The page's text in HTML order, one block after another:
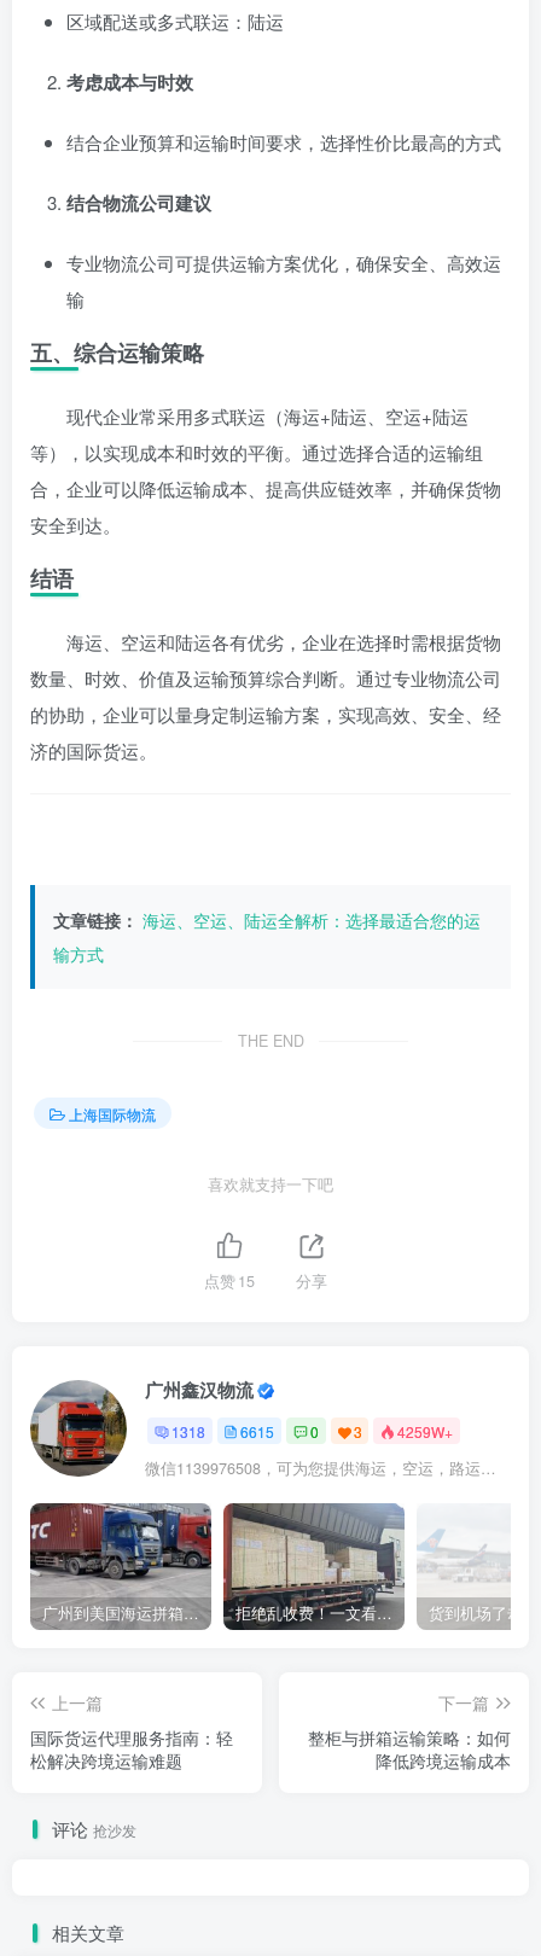
区域配送或多式联运：陆运
考虑成本与时效
结合企业预算和运输时间要求，选择性价比最高的方式
结合物流公司建议
专业物流公司可提供运输方案优化，确保安全、高效运
输
五、综合运输策略
现代企业常采用多式联运（海运+陆运、空运+陆运
等），以实现成本和时效的平衡。通过选择合适的运输组
合，企业可以降低运输成本、提高供应链效率，并确保货物
安全到达。
结语
海运、空运和陆运各有优劣，企业在选择时需根据货物
数量、时效、价值及运输预算综合判断。通过专业物流公司
的协助，企业可以量身定制运输方案，实现高效、安全、经
济的国际货运。
文章链接： 海运、空运、陆运全解析：选择最适合您的运
输方式
THE END
上海国际物流
喜欢就支持一下吧
点赞15 分享
广州鑫汉物流
1318 6615 0 3 4259W+
微信1139976508，可为您提供海运，空运，路运，铁路运输
广州到美国海运拼箱多少钱？2024年最新运费构成+隐藏费用避坑指南 拒绝乱收费！一文看懂中国货代计费套路，教你避开所有隐形坑
上一篇
国际货运代理服务指南：轻
松解决跨境运输难题
下一篇
整柜与拼箱运输策略：如何
降低跨境运输成本
评论 抢沙发
相关文章